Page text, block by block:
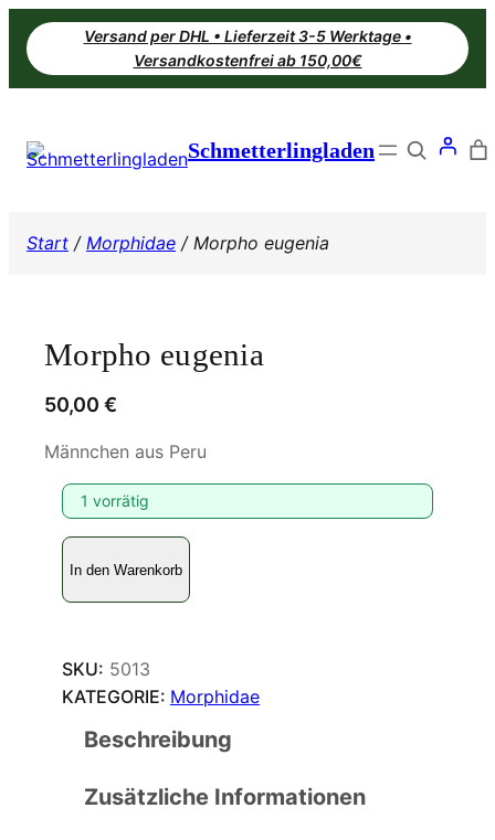
Zum
Inhalt
springen
Versand per DHL • Lieferzeit 3-5 Werktage •
Versandkostenfrei ab 150,00€
Schmetterlingladen Search
Start / Morphidae / Morpho eugenia
Morpho eugenia
50,00 €
Männchen aus Peru
1 vorrätig
M
o
r
h
o
In den Warenkorb
SKU: 5013
KATEGORIE: Morphidae
Beschreibung
Zusätzliche Informationen